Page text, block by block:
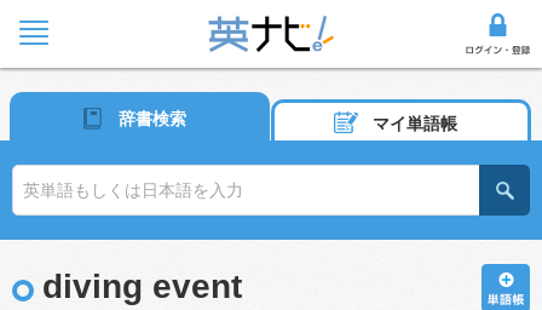
辞書検索 マイ単語帳
diving event